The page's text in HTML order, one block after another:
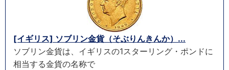
[イギリス] ソブリン金貨（そぶりんきんか）...
ソブリン金貨は、イギリスの1スターリング・ポンドに
相当する金貨の名称で